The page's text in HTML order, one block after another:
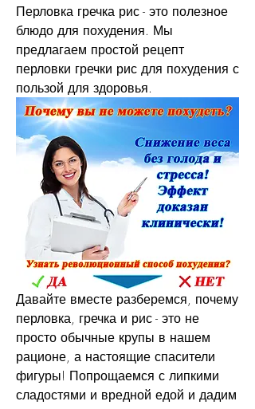
Перловка гречка рис - это полезное
блюдо для похудения. Мы
предлагаем простой рецепт
перловки гречки рис для похудения с
пользой для здоровья.
Давайте вместе разберемся, почему
перловка, гречка и рис - это не
просто обычные крупы в нашем
рационе, а настоящие спасители
фигуры! Попрощаемся с липкими
сладостями и вредной едой и дадим